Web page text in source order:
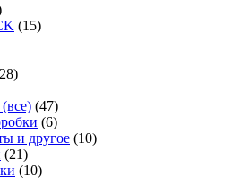
(15)
(47)
(6)
и другое (10)
(21)
(10)